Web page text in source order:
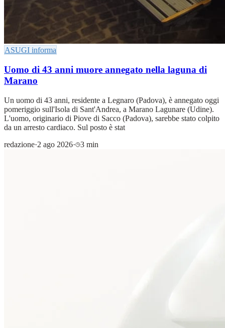
ASUGI informa
Uomo di 43 anni muore annegato nella laguna di
Marano
Un uomo di 43 anni, residente a Legnaro (Padova), è annegato oggi
pomeriggio sull'Isola di Sant'Andrea, a Marano Lagunare (Udine).
L'uomo, originario di Piove di Sacco (Padova), sarebbe stato colpito
da un arresto cardiaco. Sul posto è stat
redazione·2 ago 2026· 3 min